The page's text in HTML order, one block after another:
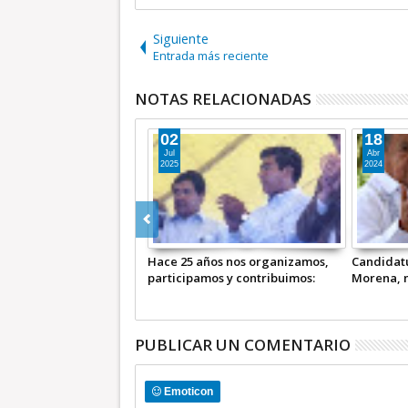
Siguiente
Entrada más reciente
NOTAS RELACIONADAS
Hace 25 años nos organizamos,
participamos y contribuimos:
02
Jul
2025
Morena,
18
Abr
2024
PUBLICAR UN COMENTARIO
Emoticon